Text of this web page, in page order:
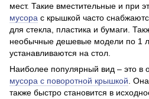
мест. Такие вместительные и при
мусора с крышкой часто
для стекла, пластика и бумаги.
необычные дешевые модели по 1
устанавливаются на стол.
Наиболее популярный вид – это в
мусора с поворотной крышкой. Она
также быстро становится в